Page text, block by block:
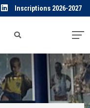
Inscriptions 2026-2027